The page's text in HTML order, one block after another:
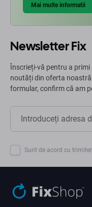
Mai multe informatii
Newsletter Fix
Înscrieți-vă pentru a
noutăți din oferta
formular, confirm că am
Sunt de acord cu